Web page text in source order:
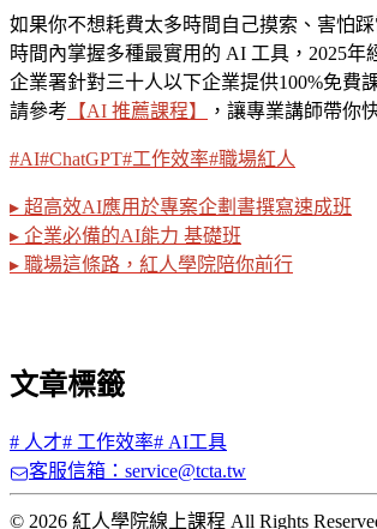
如果你不想耗費太多時間自己摸索、害怕
時間內掌握多種最實用的 AI 工具，2025年
企業署針對三十人以下企業提供100%免費
請參考 【AI 推薦課程】 ，讓專業講師帶你
#AI#ChatGPT#工作效率#職場紅人
▸ 超高效AI應用於專案企劃書撰寫速成班
▸ 企業必備的AI能力 基礎班
▸ 職場這條路，紅人學院陪你前行
文章標籤
# 人才# 工作效率# AI工具
客服信箱：service@tcta.tw
© 2026 紅人學院線上課程 All Rights